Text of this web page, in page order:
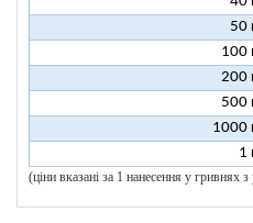
50
100
200
500
1000
1
(ціни вказані за 1 нанесення у